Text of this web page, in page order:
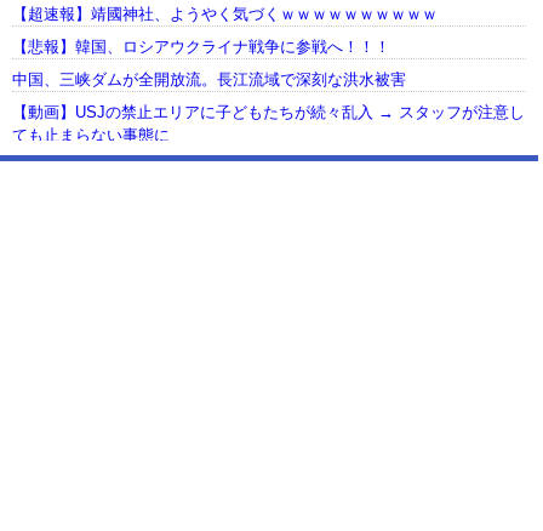
【超速報】靖國神社、ようやく気づくｗｗｗｗｗｗｗｗｗｗ
【悲報】韓国、ロシアウクライナ戦争に参戦へ！！！
中国、三峡ダムが全開放流。長江流域で深刻な洪水被害
【動画】USJの禁止エリアに子どもたちが続々乱入 → スタッフが注意し
ても止まらない事態に
Powered by livedoor 相互RSS